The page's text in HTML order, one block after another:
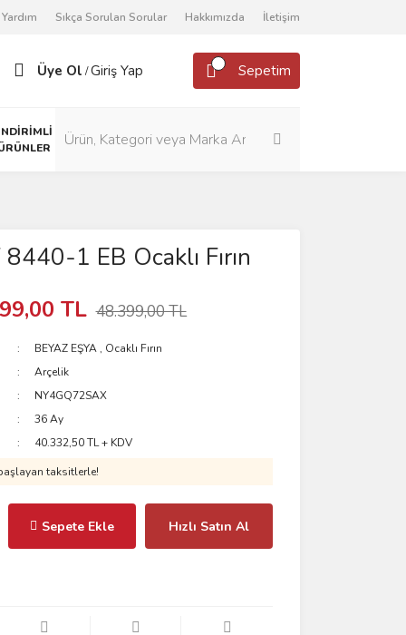
Yardım Sıkça Sorulan Sorular Hakkımızda İletişim
Üye Ol /Giriş Yap Sepetim
1 EB Ocaklı Fırın
TL 48.399,00 TL
BEYAZ EŞYA , Ocaklı Fırın
Arçelik
NY4GQ72SAX
36 Ay
40.332,50 TL + KDV
taksitlerle!
Sepete Ekle Hızlı Satın Al